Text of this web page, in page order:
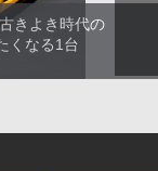
きよき時代の
くなる1台